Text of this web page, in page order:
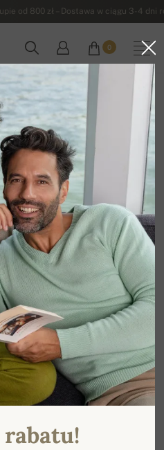
od 800 zł – Dostawa w ciągu 3-4
0
kaszmiru
rabatu!